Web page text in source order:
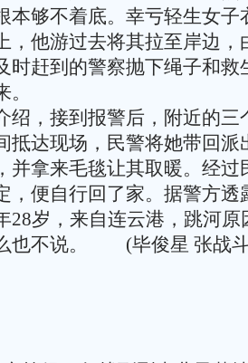
本够不着底。幸亏轻生女子
，他游过去将其拉至岸边，
时赶到的警察抛下绳子和救
，接到报警后，附近的三
抵达现场，民警将她带回派
并拿来毛毯让其取暖。经过
，便自行回了家。据警方透
28岁，来自连云港，跳河原
也不说。 (毕俊星 张战